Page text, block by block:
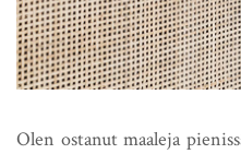
Olen ostanut maaleja